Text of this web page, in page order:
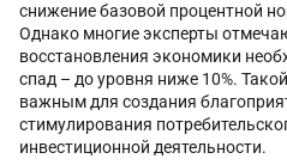
снижение базовой процентной
Однако многие эксперты
восстановления экономики
спад – до уровня ниже 10%.
важным для создания
стимулирования
инвестиционной деятельности.